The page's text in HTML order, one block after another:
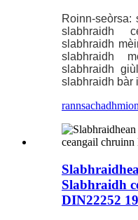
Roinn-seòrsa:
slabhraidh
slabhraidh
slabhraidh
slabhraidh
slabhraidh bàr
rannsachadh
Slabhraidh
DIN22252